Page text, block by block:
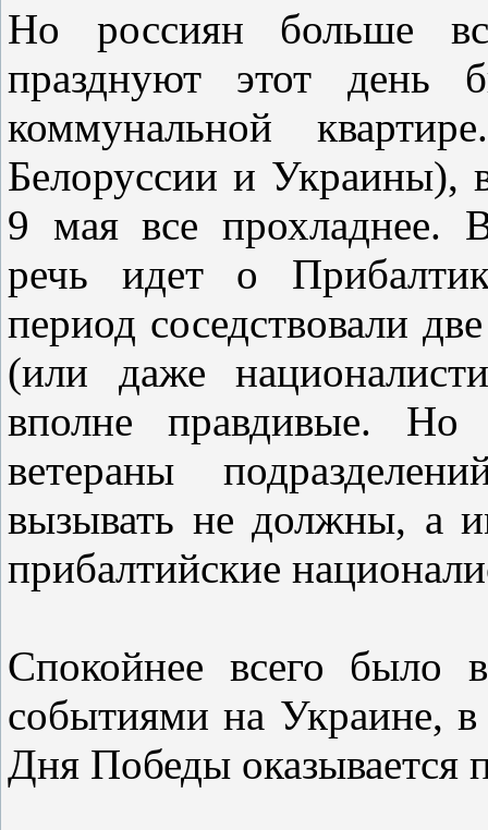
Но россиян больше
празднуют этот день
коммунальной
Белоруссии и Украины),
9 мая все прохладнее.
речь идет о
период соседствовали
(или даже
вполне правдивые.
ветераны
вызывать не должны, а
прибалтийские
Спокойнее всего
событиями на Украине, в
Дня Победы оказывается